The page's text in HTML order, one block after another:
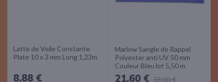
Latte de Voile Constante
Plate 10 x 3 mm Long 1,23m
8,88 €
Marlow Sangle de Rappel
Polyester anti UV 50 mm
Couleur Bleu lot 5,50 m
21,60 € 33,00 €